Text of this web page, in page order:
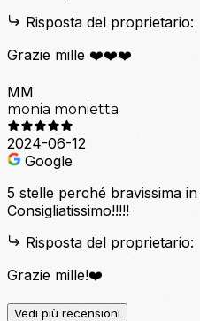
Risposta del proprietario:
Grazie mille ❤️❤️❤️
MM
monia monietta
2024-06-12
Google
5 stelle perché bravissima
Consigliatissimo!!!!!
Risposta del proprietario:
Grazie mille!❤️
Vedi più recensioni